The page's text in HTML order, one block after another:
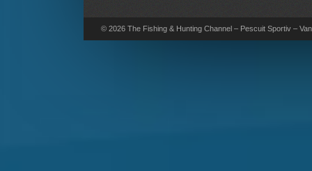
© 2026 The Fishing & Hunting Channel – Pescuit Sportiv –